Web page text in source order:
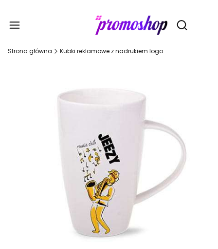
Otwórz
Strona główna Kubki reklamowe z nadrukiem logo